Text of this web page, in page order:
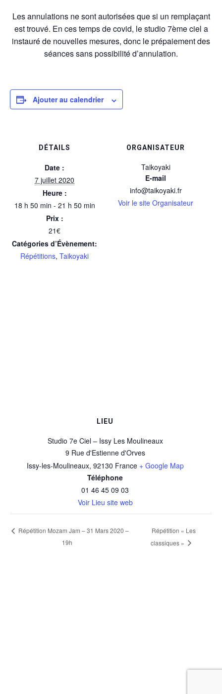
Les annulations ne sont autorisées que si un remplaçant
est trouvé. En ces temps de covid, le studio 7ème ciel a
instauré de nouvelles mesures, donc le prépaiement des
séances sans possibilité d’annulation.
Ajouter au calendrier
DÉTAILS
Date :
7 juillet 2020
Heure :
18 h 50 min - 21 h 50 min
Prix :
21€
Catégories d’Évènement:
Répétitions, Taikoyaki
ORGANISATEUR
Taikoyaki
E-mail
info@taikoyaki.fr
Voir le site Organisateur
LIEU
Studio 7e Ciel – Issy Les Moulineaux
9 Rue d'Estienne d'Orves
Issy-les-Moulineaux, 92130 France + Google Map
Téléphone
01 46 45 09 03
Voir Lieu site web
Répétition Mozam Jam – 31 Mars 2020 –
19h
Répétition « Les
classiques »